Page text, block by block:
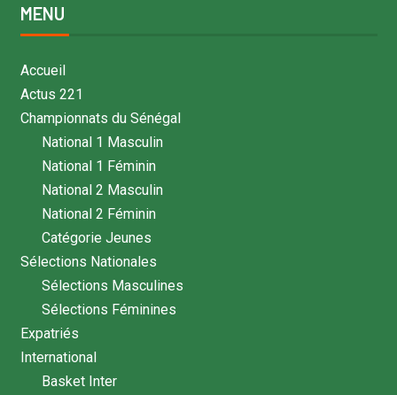
MENU
Accueil
Actus 221
Championnats du Sénégal
National 1 Masculin
National 1 Féminin
National 2 Masculin
National 2 Féminin
Catégorie Jeunes
Sélections Nationales
Sélections Masculines
Sélections Féminines
Expatriés
International
Basket Inter